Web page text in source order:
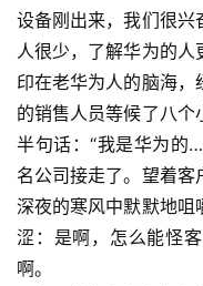
设备刚出来，我们很兴
人很少，了解华为的
印在老华为人的脑海，
的销售人员等候了八个
半句话：“我是华为的
名公司接走了。望着客
深夜的寒风中默默地咀
涩：是啊，怎么能怪
啊。